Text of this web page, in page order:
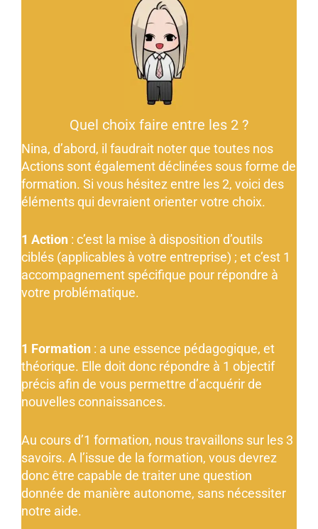
Quel choix faire entre les 2 ?
Nina, d’abord, il faudrait noter que toutes nos
Actions sont également déclinées sous forme de
formation. Si vous hésitez entre les 2, voici des
éléments qui devraient orienter votre choix.
1 Action : c’est la mise à disposition d’outils
ciblés (applicables à votre entreprise) ; et c’est 1
accompagnement spécifique pour répondre à
votre problématique.
1 Formation : a une essence pédagogique, et
théorique. Elle doit donc répondre à 1 objectif
précis afin de vous permettre d’acquérir de
nouvelles connaissances.
Au cours d’1 formation, nous travaillons sur les 3
savoirs. A l’issue de la formation, vous devrez
donc être capable de traiter une question
donnée de manière autonome, sans nécessiter
notre aide.